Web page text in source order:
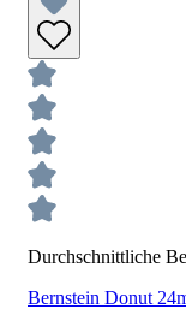
Durchschnittliche
Bernstein Donut